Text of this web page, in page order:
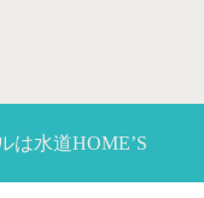
は水道HOME’S